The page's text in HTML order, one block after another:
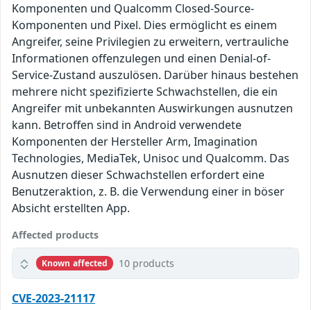
Komponenten und Qualcomm Closed-Source-
Komponenten und Pixel. Dies ermöglicht es einem
Angreifer, seine Privilegien zu erweitern, vertrauliche
Informationen offenzulegen und einen Denial-of-
Service-Zustand auszulösen. Darüber hinaus bestehen
mehrere nicht spezifizierte Schwachstellen, die ein
Angreifer mit unbekannten Auswirkungen ausnutzen
kann. Betroffen sind in Android verwendete
Komponenten der Hersteller Arm, Imagination
Technologies, MediaTek, Unisoc und Qualcomm. Das
Ausnutzen dieser Schwachstellen erfordert eine
Benutzeraktion, z. B. die Verwendung einer in böser
Absicht erstellten App.
Affected products
Known affected 10 products
CVE-2023-21117